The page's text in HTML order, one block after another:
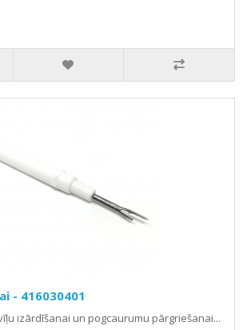
- 416030401
izārdīšanai un pogcaurumu pārgriešanai...